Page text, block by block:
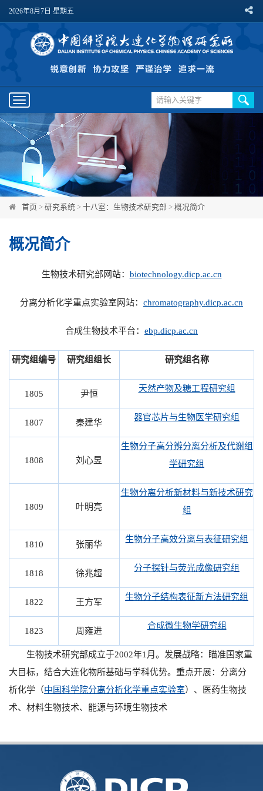
2026年8月7日 星期五
Toggle
navigation
首页 > 研究系统 > 十八室：生物技术研究部 > 概况简介
概况简介
生物技术研究部网站： biotechnology.dicp.ac.cn
分离分析化学重点实验室网站： chromatography.dicp.ac.cn
合成生物技术平台： ebp.dicp.ac.cn
研究组编号 研究组组长 研究组名称
1805 尹恒
天然产物及糖工程研究组
1807 秦建华
器官芯片与生物医学研究组
1808 刘心昱
生物分子高分辨分离分析及代谢组
学研究组
1809 叶明亮
生物分离分析新材料与新技术研究
组
1810 张丽华
生物分子高效分离与表征研究组
1818 徐兆超
分子探针与荧光成像研究组
1822 王方军
生物分子结构表征新方法研究组
1823 周雍进
合成微生物学研究组
生物技术研究部成立于2002年1月。发展战略：瞄准国家重
大目标，结合大连化物所基础与学科优势。重点开展：分离分
析化学（中国科学院分离分析化学重点实验室）、医药生物技
术、材料生物技术、能源与环境生物技术